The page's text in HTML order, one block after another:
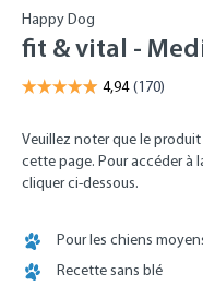
Happy Dog
fit & vital -
Veuillez noter que le
cette page. Pour accéder à
cliquer ci-dessous.
Pour les chiens
Recette sans blé